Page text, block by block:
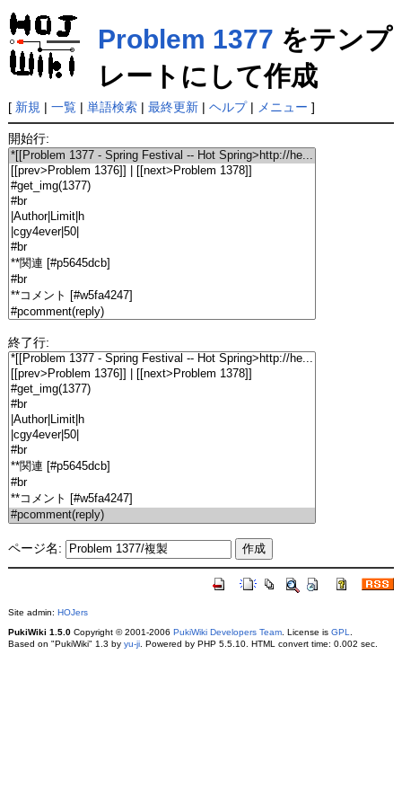
Problem 1377 をテンプ
レートにして作成
[ 新規 | 一覧| 単語検索| 最終更新| ヘルプ| メニュー ]
開始行:
終了行:
ページ名:
Site admin: HOJers
PukiWiki 1.5.0Copyright © 2001-2006 PukiWiki Developers Team. License is GPL
Based on "PukiWiki" 1.3 by yu-ji. Powered by PHP 5.5.10. HTML convert time: 0.002 sec.